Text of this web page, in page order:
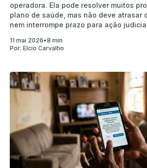
operadora. Ela pode resolver muitos
plano de saúde, mas não deve atrasar
nem interrompe prazo para ação
11 mai 2026•8 min
Por: Elcio Carvalho